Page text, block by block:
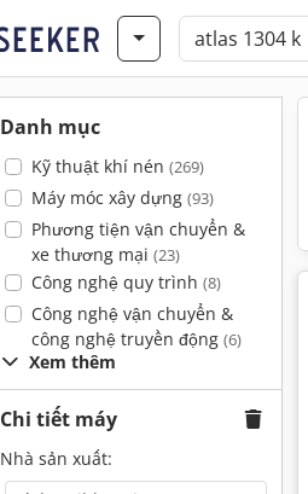
Danh mục
Kỹ thuật khí nén (269)
Máy móc xây dựng (93)
Phương tiện vận chuyển &
xe thương mại (23)
Công nghệ quy trình (8)
Công nghệ vận chuyển &
công nghệ truyền động (6)
Xem thêm
Chi tiết máy
Nhà sản xuất: